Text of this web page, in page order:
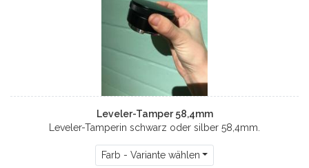
Leveler-Tamper 58,4mm
Leveler-Tamperin schwarz oder silber 58,4mm.
Farb - Variante wählen